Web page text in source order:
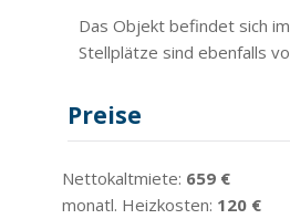
Das Objekt befindet sich
Stellplätze sind ebenfalls
Preise
Nettokaltmiete: 659 €
monatl. Heizkosten: 120 €